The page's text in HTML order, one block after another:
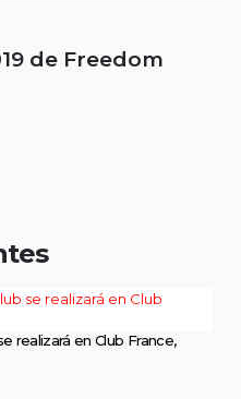
de Freedom
realizará en Club France,